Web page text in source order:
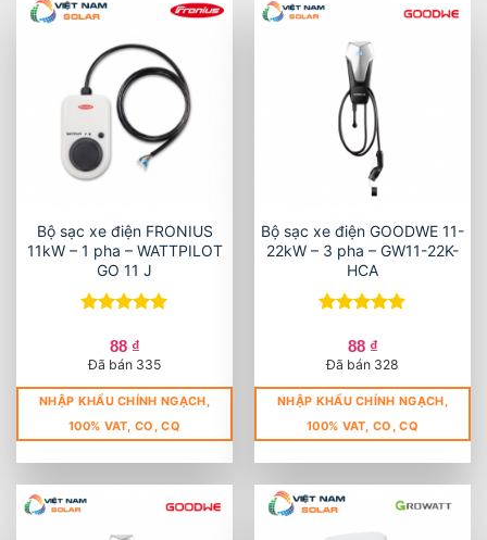
Bộ sạc xe điện FRONIUS
11kW – 1 pha – WATTPILOT
GO 11 J
hạng5 5
sao
88 ₫
Đã bán 335
NHẬP KHẨU CHÍNH NGẠCH,
100% VAT, CO, CQ
Bộ sạc xe điện GOODWE 11-
22kW – 3 pha – GW11-22K-
HCA
hạng5 5
sao
88 ₫
Đã bán 328
NHẬP KHẨU CHÍNH NGẠCH,
100% VAT, CO, CQ